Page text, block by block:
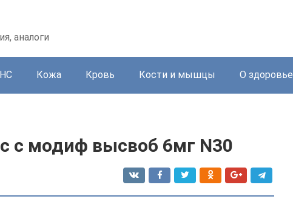
аналоги
Кожа Кровь Кости и мышцы О здоровье
с модиф высвоб 6мг N30